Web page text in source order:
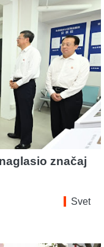
značaj
Svet